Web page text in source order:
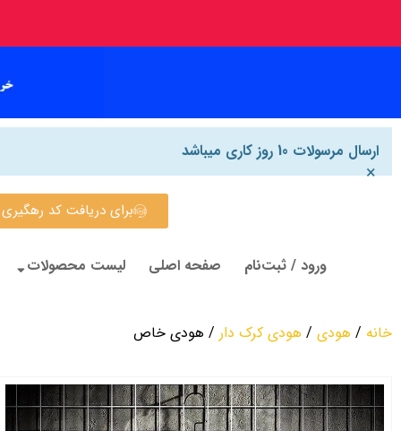
ارسال مرسولات 10 روز کاری میباشد
×
برای دریافت کد رهگیری روی
ورود / ثبت‌نام صفحه اصلی لیست محصولات
خانه / هودی / هودی کرک دار / هودی خاص